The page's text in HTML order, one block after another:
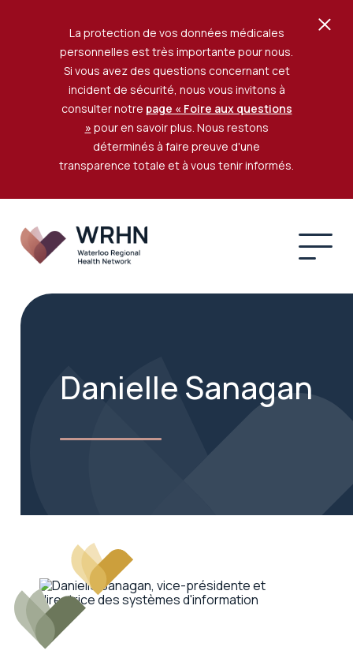
La protection de vos données médicales
personnelles est très importante pour nous.
Si vous avez des questions concernant cet
incident de sécurité, nous vous invitons à
consulter notre page « Foire aux questions
» pour en savoir plus. Nous restons
déterminés à faire preuve d'une
transparence totale et à vous tenir informés.
Danielle Sanagan